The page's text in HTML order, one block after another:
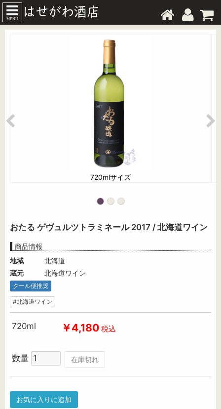
MENU
720mlサイズ
おたる ゲヴュルツトラミネール 2017 / 北海道ワイン
商品情報
地域
北海道
蔵元
北海道ワイン
クール便推奨
#北海道ワイン
720ml ￥4,180 税込
数量 在庫切れ
お気に入りに追加